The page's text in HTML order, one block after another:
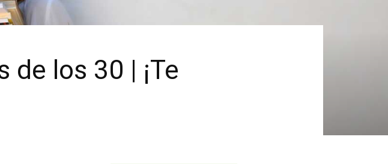
los 30 | ¡Te